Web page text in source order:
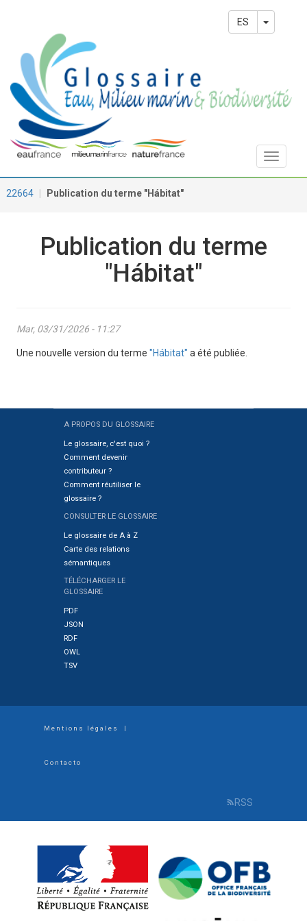
ES Toggle
navigation
Toggle
22664 Publication du terme "Hábitat"
Publication du terme
"Hábitat"
Mar, 03/31/2026 - 11:27
Une nouvelle version du terme "Hábitat" a été publiée.
SitemapA PROPOS DU GLOSSAIRE
Le glossaire, c'est quoi ?
Comment devenir
contributeur ?
Comment réutiliser le
glossaire ?
CONSULTER LE GLOSSAIRE
Le glossaire de A à Z
Carte des relations
sémantiques
TÉLÉCHARGER LE
GLOSSAIRE
PDF
JSON
RDF
OWL
TSV
FooterMentions légales |
Contacto
RRSS